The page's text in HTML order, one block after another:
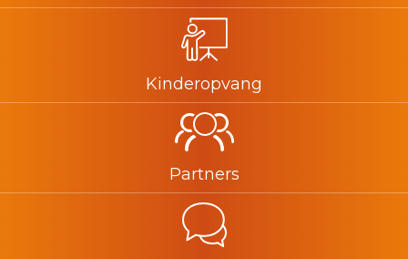
Kinderopvang
Partners